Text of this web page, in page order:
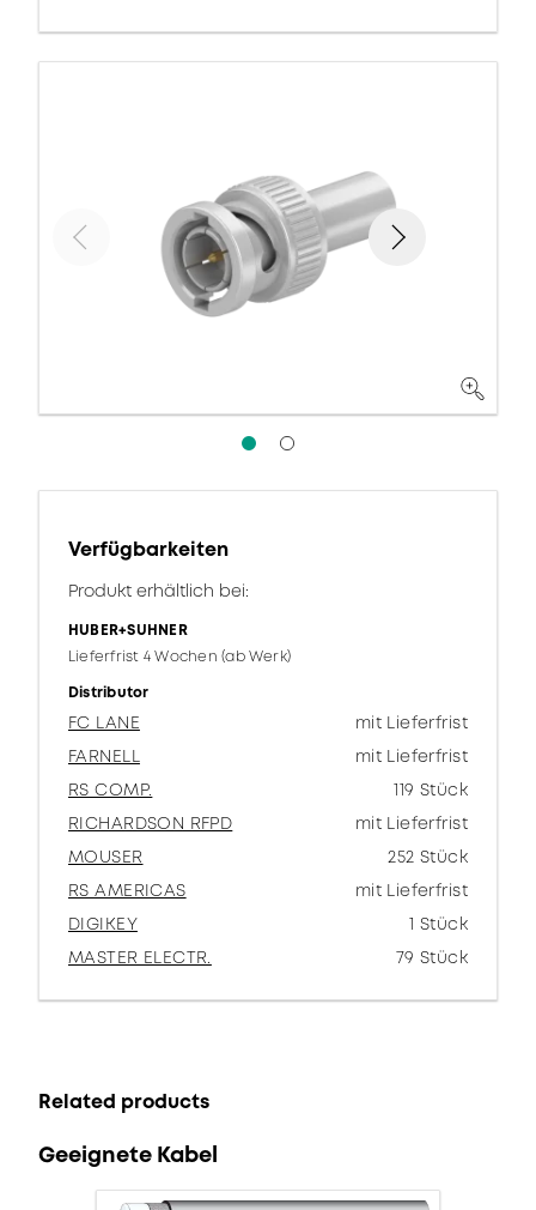
Verfügbarkeiten
Produkt erhältlich bei:
HUBER+SUHNER
Lieferfrist 4 Wochen (ab Werk)
Distributor
FC LANE
mit Lieferfrist
FARNELL
mit Lieferfrist
RS COMP.
119 Stück
RICHARDSON RFPD
mit Lieferfrist
MOUSER
252 Stück
RS AMERICAS
mit Lieferfrist
DIGIKEY
1 Stück
MASTER ELECTR.
79 Stück
Related products
Geeignete Kabel